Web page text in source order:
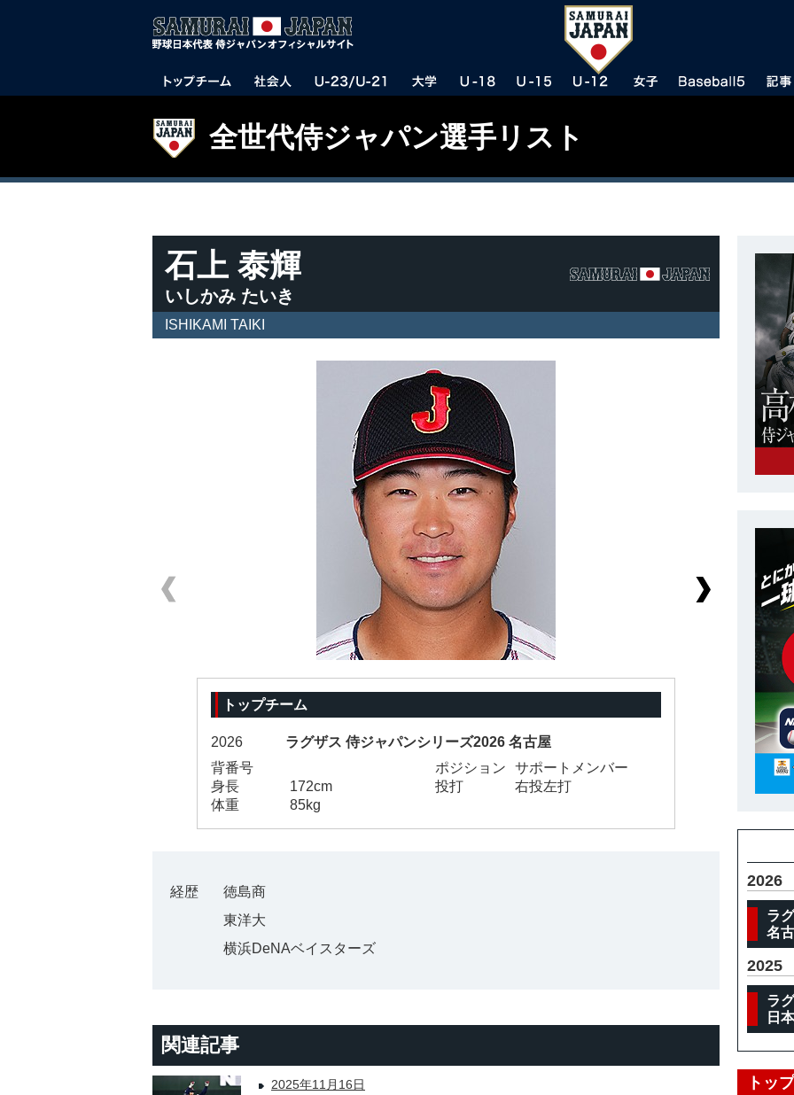
全世代侍ジャパン選手リスト
石上 泰輝
いしかみ たいき
ISHIKAMI TAIKI
トップチーム
2026
ラグザス 侍ジャパンシリーズ2026 名古屋
背番号
ポジション
サポートメンバー
身長
172cm 投打
右投左打
体重
85kg
経歴
徳島商
東洋大
横浜DeNAベイスターズ
関連記事
2025年11月16日
2026
ラ
名
2025
ラ
日
トッ